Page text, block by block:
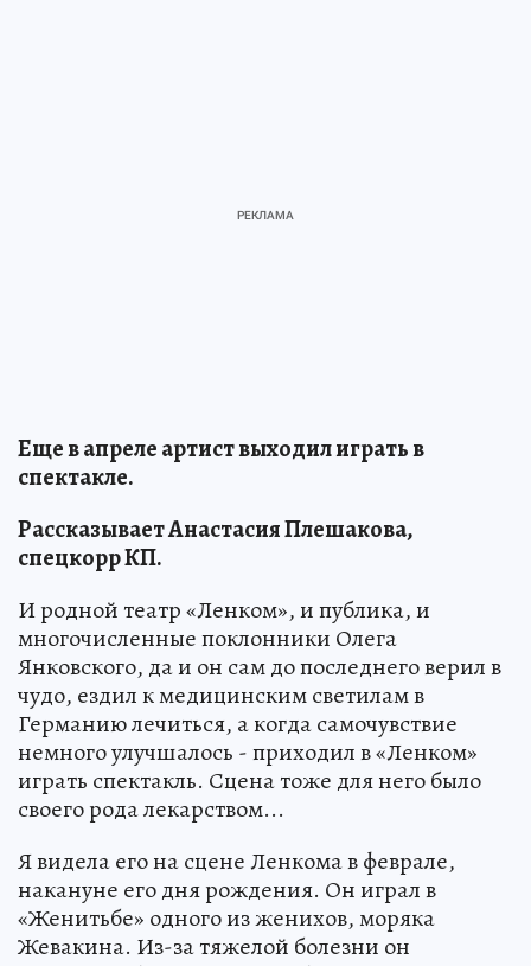
Еще в апреле артист выходил играть в
спектакле.
Рассказывает Анастасия Плешакова,
спецкорр КП.
И родной театр «Ленком», и публика, и
многочисленные поклонники Олега
Янковского, да и он сам до последнего верил в
чудо, ездил к медицинским светилам в
Германию лечиться, а когда самочувствие
немного улучшалось - приходил в «Ленком»
играть спектакль. Сцена тоже для него было
своего рода лекарством...
Я видела его на сцене Ленкома в феврале,
накануне его дня рождения. Он играл в
«Женитьбе» одного из женихов, моряка
Жевакина. Из-за тяжелой болезни он